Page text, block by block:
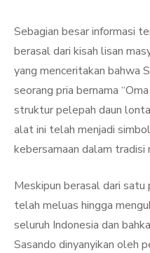
Sebagian besar informasi
berasal dari kisah lisan
yang menceritakan bahwa
seorang pria bernama
struktur pelepah daun
alat ini telah menjadi
kebersamaan dalam tradisi
Meskipun berasal dari satu
telah meluas hingga
seluruh Indonesia dan
Sasando dinyanyikan oleh